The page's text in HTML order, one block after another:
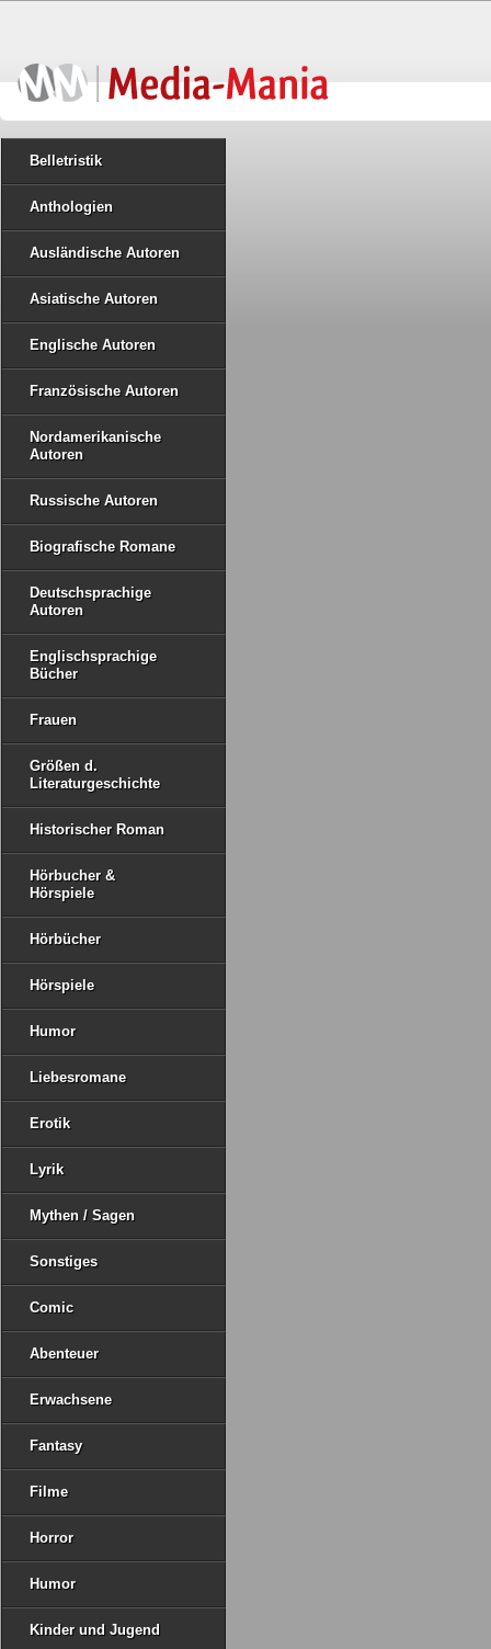
Belletristik
Anthologien
Ausländische Autoren
Asiatische Autoren
Englische Autoren
Französische Autoren
Nordamerikanische
Autoren
Russische Autoren
Biografische Romane
Deutschsprachige
Autoren
Englischsprachige
Bücher
Frauen
Größen d.
Literaturgeschichte
Historischer Roman
Hörbucher &
Hörspiele
Hörbücher
Hörspiele
Humor
Liebesromane
Erotik
Lyrik
Mythen / Sagen
Sonstiges
Comic
Abenteuer
Erwachsene
Fantasy
Filme
Horror
Humor
Kinder und Jugend